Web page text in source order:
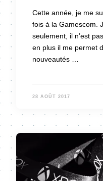
Cette année, je me
fois à la Gamescom.
seulement, il n’est
en plus il me permet
nouveautés …
28 AOÛT 2017